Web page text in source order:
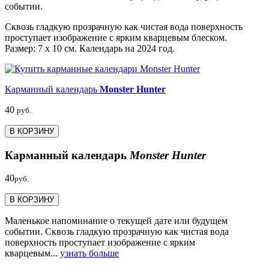
событии.
Сквозь гладкую прозрачную как чистая вода поверхность
проступает изображение с ярким кварцевым блеском.
Размер: 7 х 10 см. Календарь на 2024 год.
Карманный календарь Monster Hunter
40 руб.
В КОРЗИНУ
Карманный календарь Monster Hunter
40руб.
В КОРЗИНУ
Маленькое напоминание о текущей дате или будущем
событии. Сквозь гладкую прозрачную как чистая вода
поверхность проступает изображение с ярким
кварцевым... узнать больше